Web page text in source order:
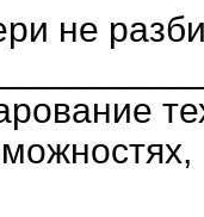
не